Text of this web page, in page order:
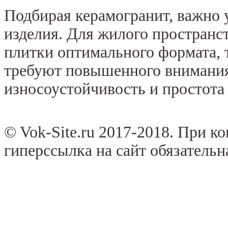
Подбирая керамогранит, важно
изделия. Для жилого
плитки оптимального формата,
требуют повышенного
износоустойчивость и
© Vok-Site.ru 2017-2018. При
гиперссылка на сайт